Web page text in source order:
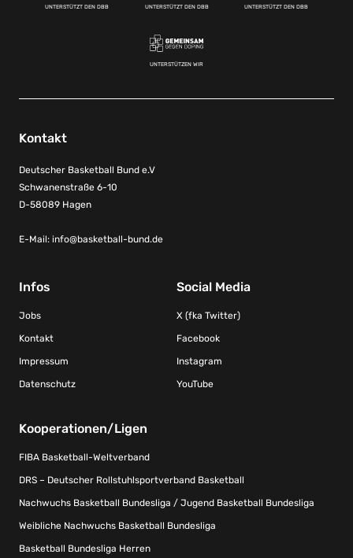
UNTERSTÜTZT DEN DBB UNTERSTÜTZT DEN DBB UNTERSTÜTZT DEN DBB
UNTERSTÜTZEN WIR
Kontakt
Deutscher Basketball Bund e.V
Schwanenstraße 6-10
D-58089 Hagen
E-Mail: info@basketball-bund.de
Infos
Jobs
Kontakt
Impressum
Datenschutz
Social Media
X (fka Twitter)
Facebook
Instagram
YouTube
Kooperationen/Ligen
FIBA Basketball-Weltverband
DRS – Deutscher Rollstuhlsportverband Basketball
Nachwuchs Basketball Bundesliga / Jugend Basketball Bundesliga
Weibliche Nachwuchs Basketball Bundesliga
Basketball Bundesliga Herren